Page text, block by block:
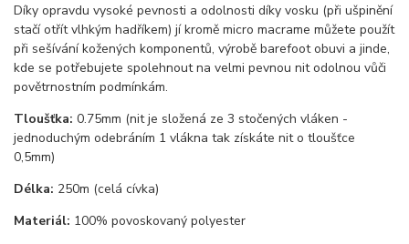
Díky opravdu vysoké pevnosti a odolnosti díky vosku (při ušpinění
stačí otřít vlhkým hadříkem) jí kromě micro macrame můžete použít
při sešívání kožených komponentů, výrobě barefoot obuvi a jinde,
kde se potřebujete spolehnout na velmi pevnou nit odolnou vůči
povětrnostním podmínkám.
Tloušťka: 0.75mm (nit je složená ze 3 stočených vláken -
jednoduchým odebráním 1 vlákna tak získáte nit o tloušťce
0,5mm)
Délka: 250m (celá cívka)
Materiál: 100% povoskovaný polyester